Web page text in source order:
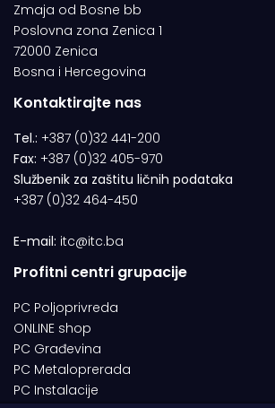
Zmaja od Bosne bb
Poslovna zona Zenica 1
72000 Zenica
Bosna i Hercegovina
Kontaktirajte nas
Tel.: +387 (0)32 441-200
Fax: +387 (0)32 405-970
Službenik za zaštitu ličnih podataka
+387 (0)32 464-450
E-mail: itc@itc.ba
Profitni centri grupacije
PC Poljoprivreda
ONLINE shop
PC Građevina
PC Metaloprerada
PC Instalacije